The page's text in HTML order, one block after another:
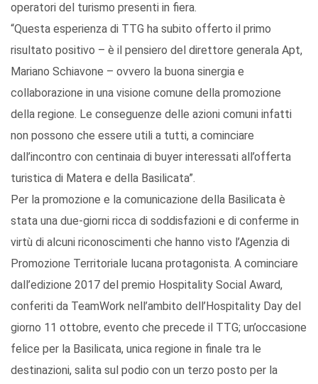
operatori del turismo presenti in fiera.
“Questa esperienza di TTG ha subito offerto il primo
risultato positivo – è il pensiero del direttore generala Apt,
Mariano Schiavone – ovvero la buona sinergia e
collaborazione in una visione comune della promozione
della regione. Le conseguenze delle azioni comuni infatti
non possono che essere utili a tutti, a cominciare
dall’incontro con centinaia di buyer interessati all’offerta
turistica di Matera e della Basilicata”.
Per la promozione e la comunicazione della Basilicata è
stata una due-giorni ricca di soddisfazioni e di conferme in
virtù di alcuni riconoscimenti che hanno visto l’Agenzia di
Promozione Territoriale lucana protagonista. A cominciare
dall’edizione 2017 del premio Hospitality Social Award,
conferiti da TeamWork nell’ambito dell’Hospitality Day del
giorno 11 ottobre, evento che precede il TTG; un’occasione
felice per la Basilicata, unica regione in finale tra le
destinazioni, salita sul podio con un terzo posto per la